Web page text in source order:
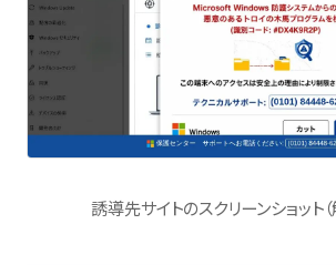
誘導先サイトのスクリーンショット